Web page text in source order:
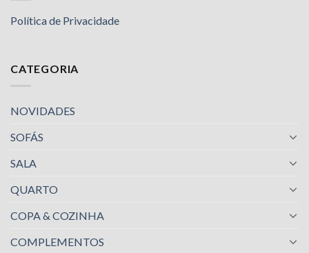
Política de Privacidade
CATEGORIA
NOVIDADES
SOFÁS
SALA
QUARTO
COPA & COZINHA
COMPLEMENTOS